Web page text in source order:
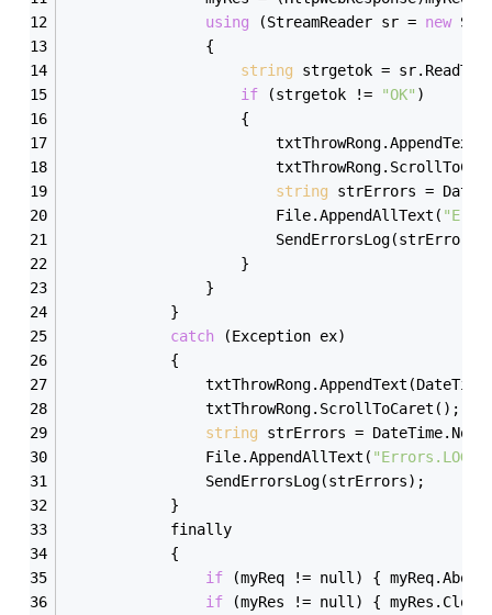
using (StreamReader sr = new
                {
string strgetok =
if (strgetok != "OK" )
                    {
string strErrors =
                        File.AppendAllText(
                    }
                }
            }
catch (Exception ex)
            {
                txtThrowRong.ScrollToCaret();
string strErrors =
                File.AppendAllText(
"Errors.LOG"
                SendErrorsLog(strErrors);
            }
            finally
            {
if (myReq != null) {
if (myRes != null) {